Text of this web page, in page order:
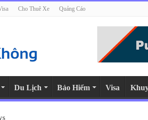
Cho Thuê Xe Quảng Cáo
Du Lịch Bảo Hiểm Visa